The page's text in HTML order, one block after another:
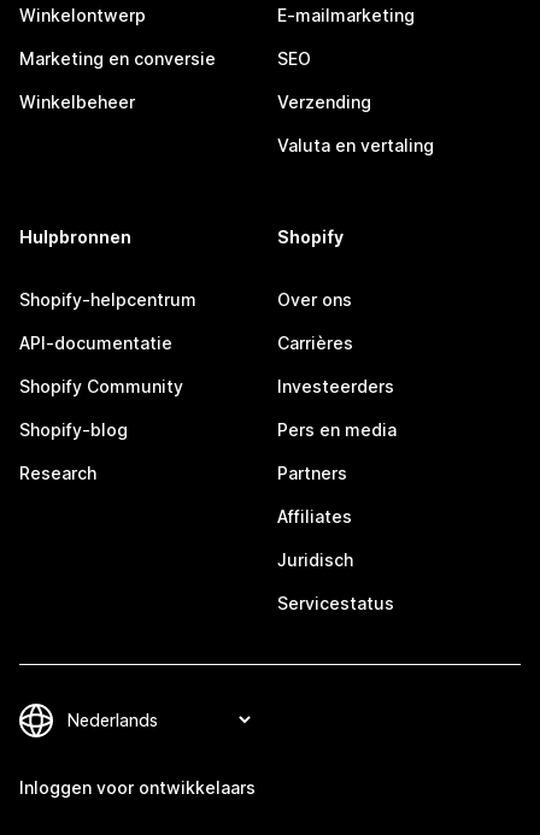
Winkelontwerp
Marketing en conversie
Winkelbeheer
E-mailmarketing
SEO
Verzending
Valuta en vertaling
Hulpbronnen
Shopify-helpcentrum
API-documentatie
Shopify Community
Shopify-blog
Research
Shopify
Over ons
Carrières
Investeerders
Pers en media
Partners
Affiliates
Juridisch
Servicestatus
Inloggen voor ontwikkelaars